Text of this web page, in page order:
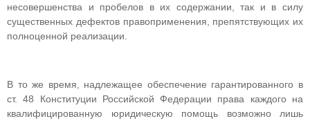
несовершенства и пробелов в их содержании, так и в силу
существенных дефектов правоприменения, препятствующих их
полноценной реализации.
В то же время, надлежащее обеспечение гарантированного в
ст. 48 Конституции Российской Федерации права каждого на
квалифицированную юридическую помощь возможно лишь